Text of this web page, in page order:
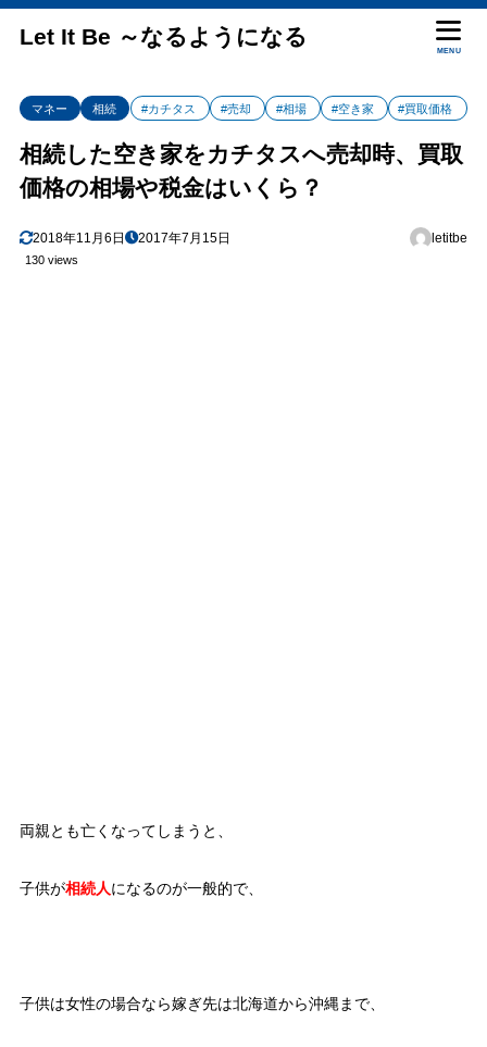
Let It Be ～なるようになる
MENU
マネー 相続 #カチタス #売却 #相場 #空き家 #買取価格
相続した空き家をカチタスへ売却時、買取
価格の相場や税金はいくら？
2018年11月6日 2017年7月15日 letitbe
130 views
両親とも亡くなってしまうと、
子供が相続人になるのが一般的で、
子供は女性の場合なら嫁ぎ先は北海道から沖縄まで、